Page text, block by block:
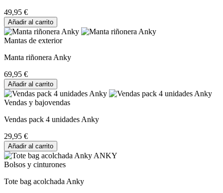
49,95 €
Añadir al carrito
Mantas de exterior
Manta riñonera Anky
69,95 €
Añadir al carrito
Vendas y bajovendas
Vendas pack 4 unidades Anky
29,95 €
Añadir al carrito
Bolsos y cinturones
Tote bag acolchada Anky